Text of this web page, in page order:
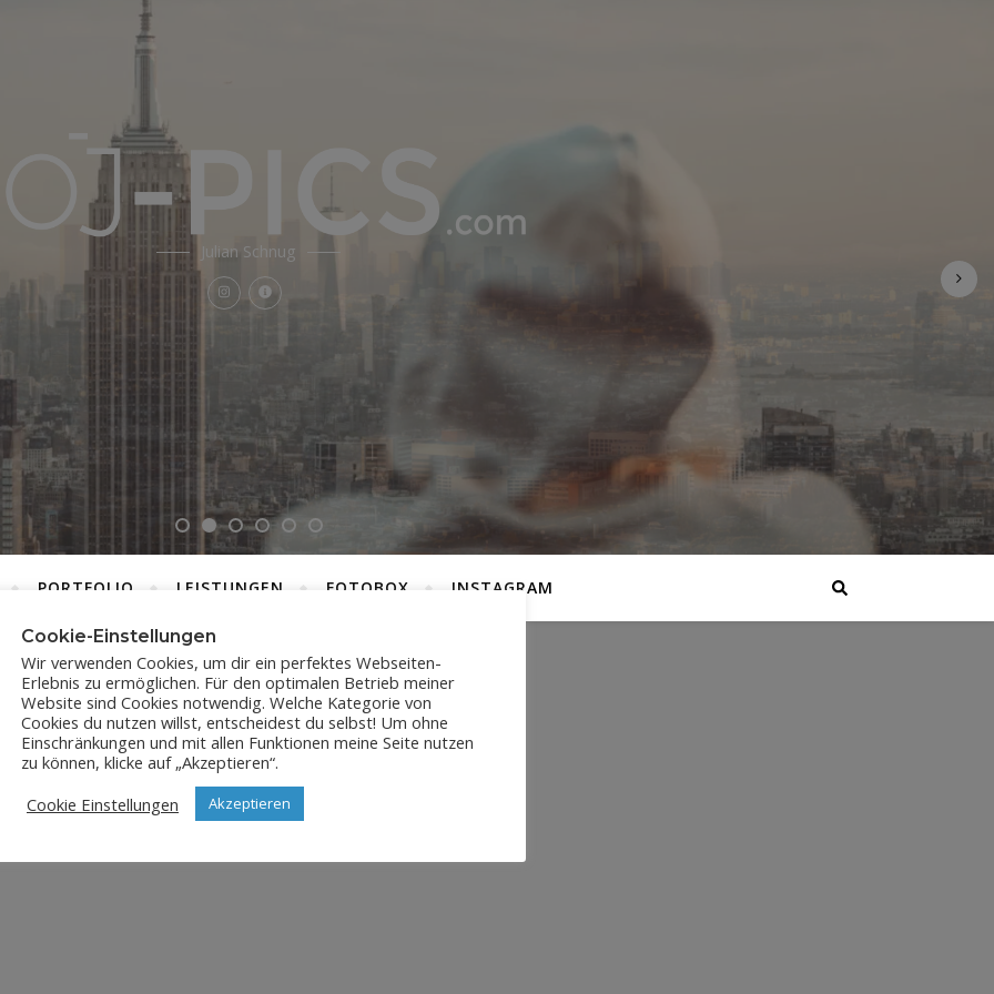
Julian Schnug
PORTFOLIO LEISTUNGEN FOTOBOX INSTAGRAM
DSC_5836
5. Juni 2018
Cookie-Einstellungen
Wir verwenden Cookies, um dir ein perfektes Webseiten-
Erlebnis zu ermöglichen. Für den optimalen Betrieb meiner
Website sind Cookies notwendig. Welche Kategorie von
Cookies du nutzen willst, entscheidest du selbst! Um ohne
Einschränkungen und mit allen Funktionen meine Seite nutzen
zu können, klicke auf „Akzeptieren“.
Cookie Einstellungen
Akzeptieren